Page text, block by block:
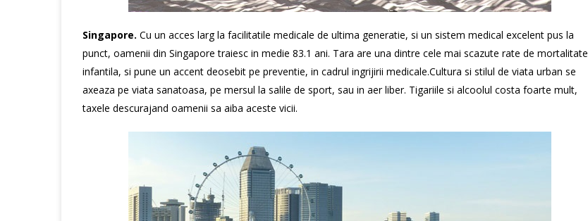
Singapore. Cu un acces larg la facilitatile medicale de ultima generatie, si un sistem medical excelent pus la
punct, oamenii din Singapore traiesc in medie 83.1 ani. Tara are una dintre cele mai scazute rate de mortalitate
infantila, si pune un accent deosebit pe preventie, in cadrul ingrijirii medicale.Cultura si stilul de viata urban se
axeaza pe viata sanatoasa, pe mersul la salile de sport, sau in aer liber. Tigariile si alcoolul costa foarte mult,
taxele descurajand oamenii sa aiba aceste vicii.